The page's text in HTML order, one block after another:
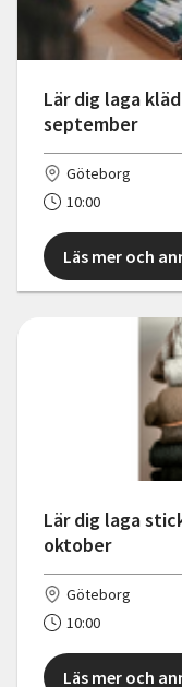
Lär dig laga
september
Göteborg
10:00
Läs mer och
Lär dig laga
oktober
Göteborg
10:00
Läs mer och